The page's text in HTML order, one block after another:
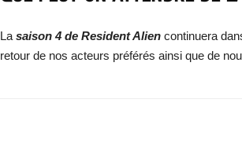
La saison 4 de Resident Alien continuera
retour de nos acteurs préférés ainsi que de